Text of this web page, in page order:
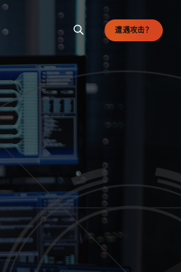
遭遇攻击？